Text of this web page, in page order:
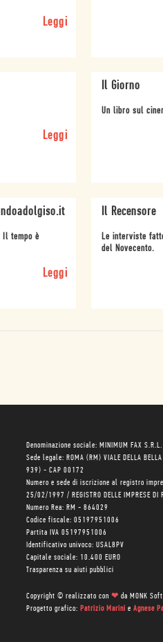
Leggi
Leggi
Il Giorno
Un libro sul
tempo è
Leggi
Il Recensore
Le interviste
del Novecento.
Denominazione sociale: MINIMUM FAX S.R.L.
Sede legale: ROMA (RM) VIALE DELLA
939) - CAP 00172
Numero e sede di iscrizione al registro
25/02/1997 / REGISTRO DELLE IMPRESE DI
Numero Rea: RM - 864029
Codice fiscale: 05197951006
Partita IVA 05197951006
Identificativo univoco: USAL8PV
Capitale sociale: 10.400 EURO
Trasparenza su aiuti pubblici
Copyright © realizzato con ❤ da MONK
Progetto grafico: Patrizio Marini e Agnese